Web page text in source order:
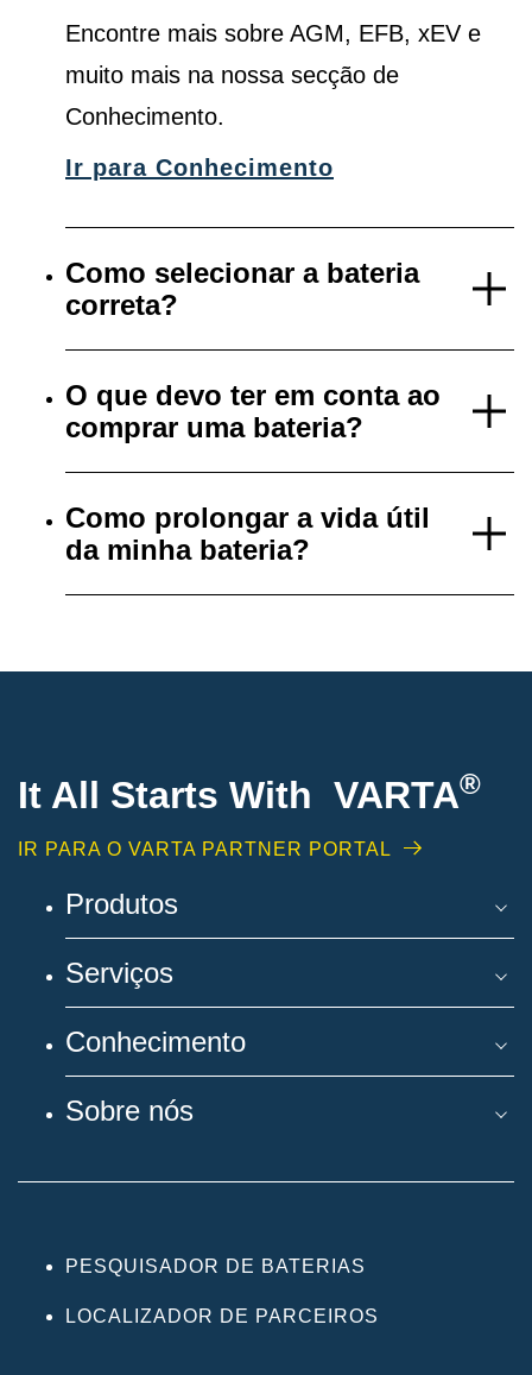
Encontre mais sobre AGM, EFB, xEV e
muito mais na nossa secção de
Conhecimento.
Ir para Conhecimento
Como selecionar a bateria
correta?
O que devo ter em conta ao
comprar uma bateria?
Como prolongar a vida útil
da minha bateria?
It All Starts With VARTA®
IR PARA O VARTA PARTNER PORTAL
Produtos
Serviços
Conhecimento
Sobre nós
PESQUISADOR DE BATERIAS
LOCALIZADOR DE PARCEIROS